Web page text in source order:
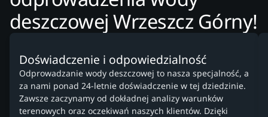
deszczowej Wrzeszcz Górny!
Doświadczenie i odpowiedzialność
Odprowadzanie wody deszczowej to nasza specjalność, a
za nami ponad 24-letnie doświadczenie w tej dziedzinie.
Zawsze zaczynamy od dokładnej analizy warunków
terenowych oraz oczekiwań naszych klientów. Dzięki